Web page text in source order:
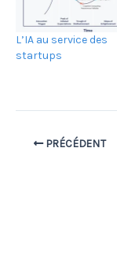
L’IA au service des
startups
PRÉCÉDENT